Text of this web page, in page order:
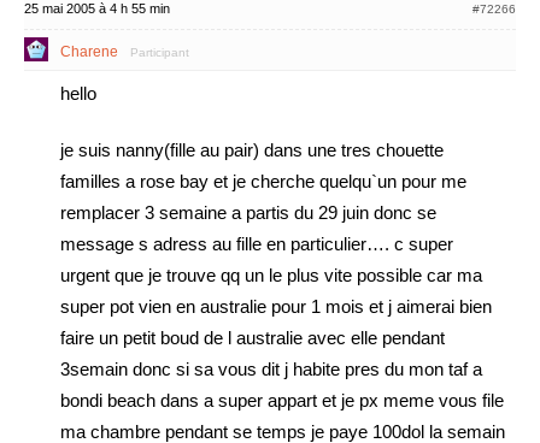
25 mai 2005 à 4 h 55 min #72266
Charene Participant
hello
je suis nanny(fille au pair) dans une tres chouette
familles a rose bay et je cherche quelqu`un pour me
remplacer 3 semaine a partis du 29 juin donc se
message s adress au fille en particulier…. c super
urgent que je trouve qq un le plus vite possible car ma
super pot vien en australie pour 1 mois et j aimerai bien
faire un petit boud de l australie avec elle pendant
3semain donc si sa vous dit j habite pres du mon taf a
bondi beach dans a super appart et je px meme vous file
ma chambre pendant se temps je paye 100dol la semain